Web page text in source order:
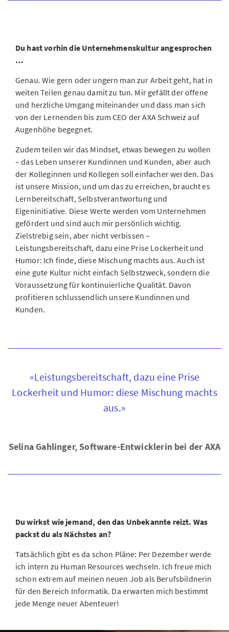
Du hast vorhin die Unternehmenskultur angesprochen
…
Genau. Wie gern oder ungern man zur Arbeit geht, hat in
weiten Teilen genau damit zu tun. Mir gefällt der offene
und herzliche Umgang miteinander und dass man sich
von der Lernenden bis zum CEO der AXA Schweiz auf
Augenhöhe begegnet.
Zudem teilen wir das Mindset, etwas bewegen zu wollen
– das Leben unserer Kundinnen und Kunden, aber auch
der Kolleginnen und Kollegen soll einfacher werden. Das
ist unsere Mission, und um das zu erreichen, braucht es
Lernbereitschaft, Selbstverantwortung und
Eigeninitiative. Diese Werte werden vom Unternehmen
gefördert und sind auch mir persönlich wichtig.
Zielstrebig sein, aber nicht verbissen –
Leistungsbereitschaft, dazu eine Prise Lockerheit und
Humor: Ich finde, diese Mischung machts aus. Auch ist
eine gute Kultur nicht einfach Selbstzweck, sondern die
Voraussetzung für kontinuierliche Qualität. Davon
profitieren schlussendlich unsere Kundinnen und
Kunden.
«Leistungsbereitschaft, dazu eine Prise
Lockerheit und Humor: diese Mischung machts
aus.»
Selina Gahlinger, Software-Entwicklerin bei der AXA
Du wirkst wie jemand, den das Unbekannte reizt. Was
packst du als Nächstes an?
Tatsächlich gibt es da schon Pläne: Per Dezember werde
ich intern zu Human Resources wechseln. Ich freue mich
schon extrem auf meinen neuen Job als Berufsbildnerin
für den Bereich Informatik. Da erwarten mich bestimmt
jede Menge neuer Abenteuer!